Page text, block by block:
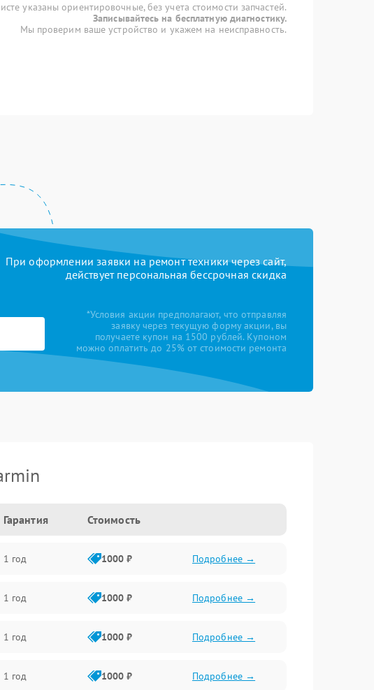
указаны ориентировочные, без учета стоимости запчастей.
Записывайтесь на бесплатную диагностику.
Мы проверим ваше устройство и укажем на неисправность.
При оформлении заявки на ремонт техники через сайт,
действует персональная бессрочная скидка
*Условия акции предполагают, что отправляя
заявку через текущую форму акции, вы
получаете купон на 1500 рублей. Купоном
можно оплатить до 25% от стоимости ремонта
Гарантия Стоимость
1 год 1000 ₽ Подробнее →
1 год 1000 ₽ Подробнее →
1 год 1000 ₽ Подробнее →
1 год 1000 ₽ Подробнее →